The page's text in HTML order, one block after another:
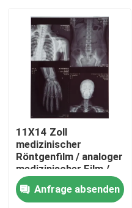
Startseite
11X14 Zoll
medizinischer
Röntgenfilm / analoger
medizinischer Film /
Trockenfilm
Anfrage absenden